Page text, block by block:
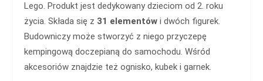
Lego. Produkt jest dedykowany dzieciom od 2. roku
życia. Składa się z 31 elementów i dwóch figurek.
Budowniczy może stworzyć z niego przyczepę
kempingową doczepianą do samochodu. Wśród
akcesoriów znajdzie też ognisko, kubek i garnek.